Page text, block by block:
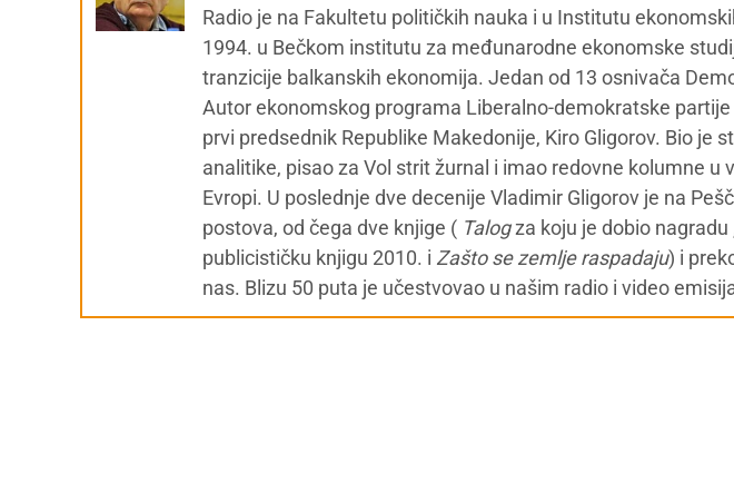
Radio je na Fakultetu političkih nauka i u Institutu
1994. u Bečkom institutu za međunarodne ekonomske
tranzicije balkanskih ekonomija. Jedan od 13 osnivača
Autor ekonomskog programa Liberalno-demokratske
prvi predsednik Republike Makedonije, Kiro Gligorov. Bio je
analitike, pisao za Vol strit žurnal i imao redovne kolumne u
Evropi. U poslednje dve decenije Vladimir Gligorov je na
postova, od čega dve knjige ( Talogza koju je dobio nagradu
publicističku knjigu 2010. i Zašto se zemlje raspadaju) i
nas. Blizu 50 puta je učestvovao u našim radio i video